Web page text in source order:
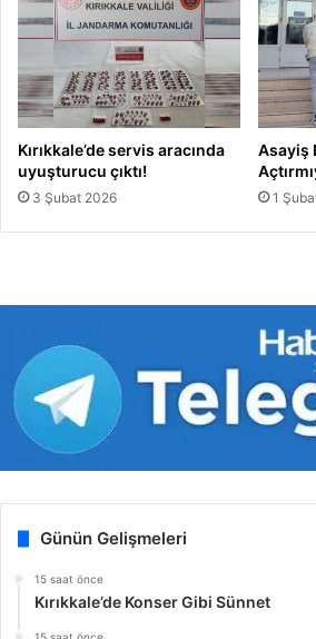
Kırıkkale’de servis aracında
uyuşturucu çıktı!
3 Şubat 2026
Asayiş
1
Günün Gelişmeleri
15 saat önce
Kırıkkale’de Konser Gibi Sünnet